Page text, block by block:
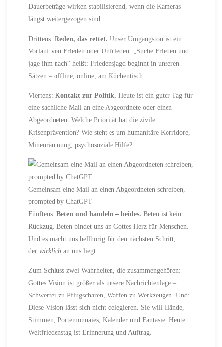
Dauerbeträge wirken stabilisierend, wenn die Kameras
längst weitergezogen sind.
Drittens:Reden, das rettet. Unser Umgangston ist ein
Vorlauf von Frieden oder Unfrieden. „Suche Frieden und
jage ihm nach“ heißt: Friedensjagd beginnt in unseren
Sätzen – offline, online, am Küchentisch.
Viertens:Kontakt zur Politik. Heute ist ein guter Tag für
eine sachliche Mail an eine Abgeordnete oder einen
Abgeordneten: Welche Priorität hat die zivile
Krisenprävention? Wie steht es um humanitäre Korridore,
Minenräumung, psychosoziale Hilfe?
Gemeinsam eine Mail an einen Abgeordneten schreiben,
prompted by ChatGPT
Fünftens:Beten und handeln – beides. Beten ist kein
Rückzug. Beten bindet uns an Gottes Herz für Menschen.
Und es macht uns hellhörig für den nächsten Schritt,
derwirklich an uns liegt.
Zum Schluss zwei Wahrheiten, die zusammengehören:
Gottes Vision ist größer als unsere Nachrichtenlage –
Schwerter zu Pflugscharen, Waffen zu Werkzeugen. Und:
Diese Vision lässt sich nicht delegieren. Sie will Hände,
Stimmen, Portemonnaies, Kalender und Fantasie. Heute.
Weltfriedenstag ist Erinnerung und Auftrag.